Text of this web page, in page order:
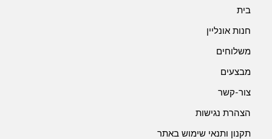
בית
חנות אונליין
משלוחים
מבצעים
צור-קשר
הצהרת נגישות
תקנון ותנאי שימוש באתר